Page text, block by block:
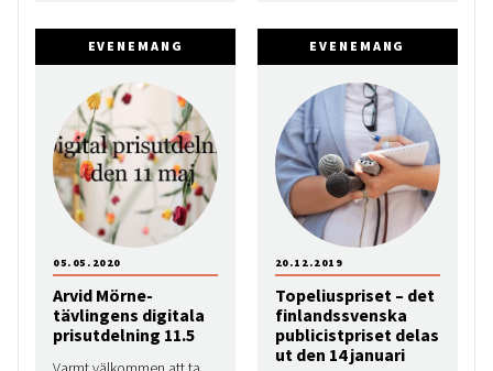
EVENEMANG
Arvid Mörne-
tävlingens digitala
prisutdelning 11.5
05.05.2020
EVENEMANG
Topeliuspriset – det
finlandssvenska
publicistpriset delas
ut den 14 januari
20.12.2019